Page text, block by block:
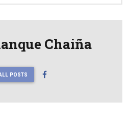
Chaiña
POSTS